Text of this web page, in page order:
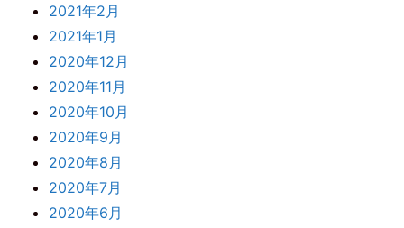
2021年2月
2021年1月
2020年12月
2020年11月
2020年10月
2020年9月
2020年8月
2020年7月
2020年6月